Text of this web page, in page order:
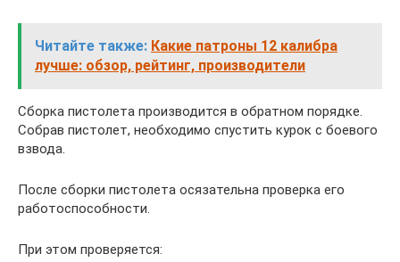
Читайте также: Какие патроны 12 калибра
лучше: обзор, рейтинг, производители
Сборка пистолета производится в обратном порядке.
Собрав пистолет, необходимо спустить курок с боевого
взвода.
После сборки пистолета осязательна проверка его
работоспособности.
При этом проверяется: